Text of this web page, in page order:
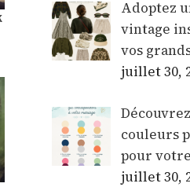
Adoptez
vintage
vos
juillet 30,
couleurs
pour
juillet 30,